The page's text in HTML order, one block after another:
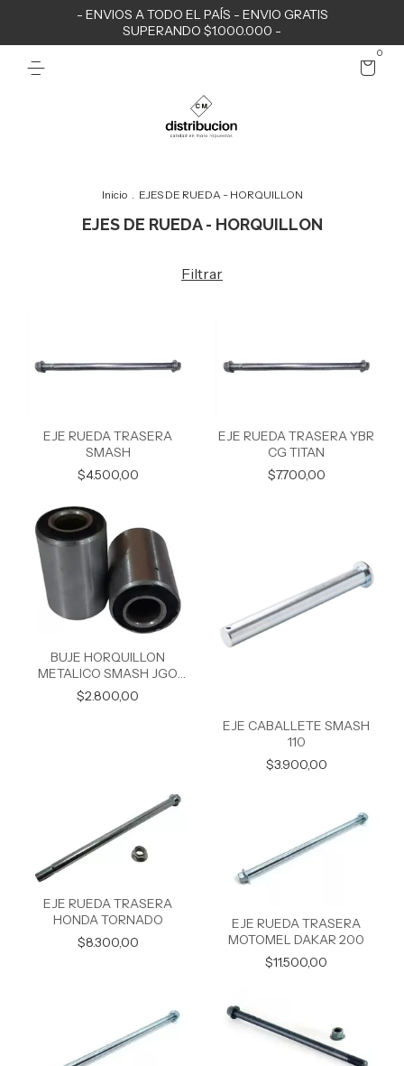
- ENVIOS A TODO EL PAÍS - ENVIO GRATIS
SUPERANDO $1.000.000 -
0
Inicio . EJES DE RUEDA - HORQUILLON
EJES DE RUEDA - HORQUILLON
Filtrar
EJE RUEDA TRASERA
SMASH
$4.500,00
EJE RUEDA TRASERA YBR
CG TITAN
$7.700,00
BUJE HORQUILLON
METALICO SMASH JGO
23MM
$2.800,00
EJE CABALLETE SMASH
110
$3.900,00
EJE RUEDA TRASERA
HONDA TORNADO
$8.300,00
EJE RUEDA TRASERA
MOTOMEL DAKAR 200
$11.500,00